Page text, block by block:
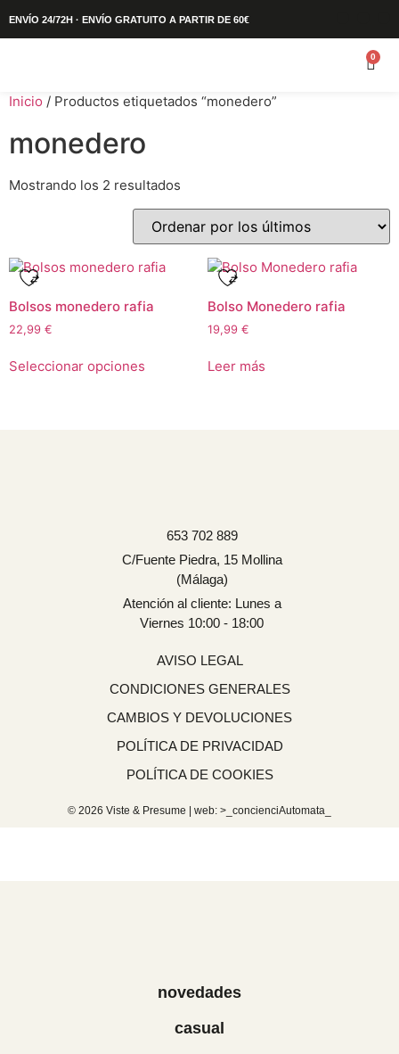
ENVÍO 24/72H · ENVÍO GRATUITO A PARTIR DE 60€
0
Inicio / Productos etiquetados “monedero”
monedero
Mostrando los 2 resultados
Bolsos monedero rafia
22,99 €
Seleccionar opciones
Bolso Monedero rafia
19,99 €
Leer más
653 702 889
C/Fuente Piedra, 15 Mollina
(Málaga)
Atención al cliente: Lunes a
Viernes 10:00 - 18:00
AVISO LEGAL
CONDICIONES GENERALES
CAMBIOS Y DEVOLUCIONES
POLÍTICA DE PRIVACIDAD
POLÍTICA DE COOKIES
© 2026 Viste & Presume | web: >_concienciAutomata_
novedades
casual